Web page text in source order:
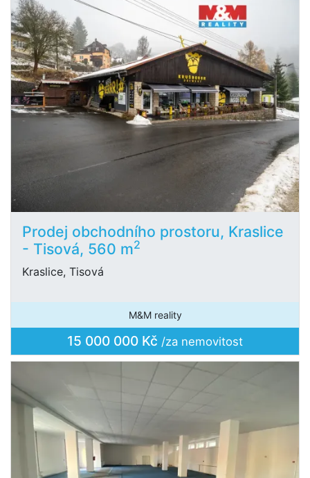
Prodej obchodního prostoru, Kraslice
- Tisová, 560 m2
Kraslice, Tisová
M&M reality
15 000 000 Kč /za nemovitost